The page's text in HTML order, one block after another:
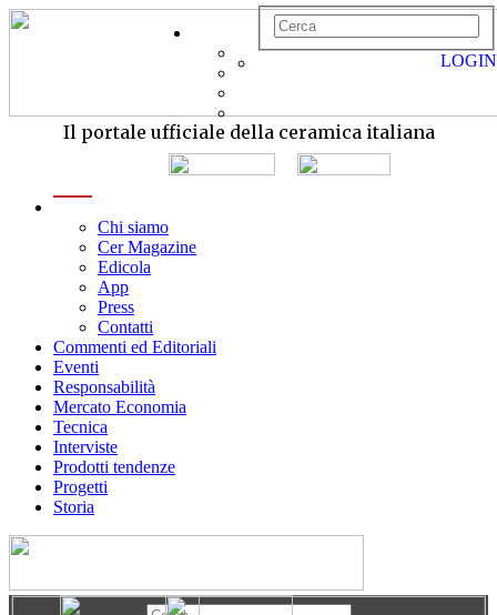
Il portale ufficiale della ceramica italiana
Chi siamo
Cer Magazine
Edicola
App
Press
Contatti
Commenti ed Editoriali
Eventi
Responsabilità
Mercato Economia
Tecnica
Interviste
Prodotti tendenze
Progetti
Storia
LOGIN